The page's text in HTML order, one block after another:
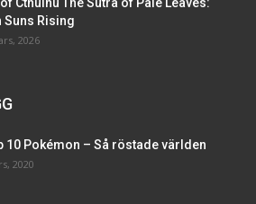
Cthulhu The Sutra of Pale Leaves:
Suns Rising
2026
10 Pokémon – Så röstade världen
2020